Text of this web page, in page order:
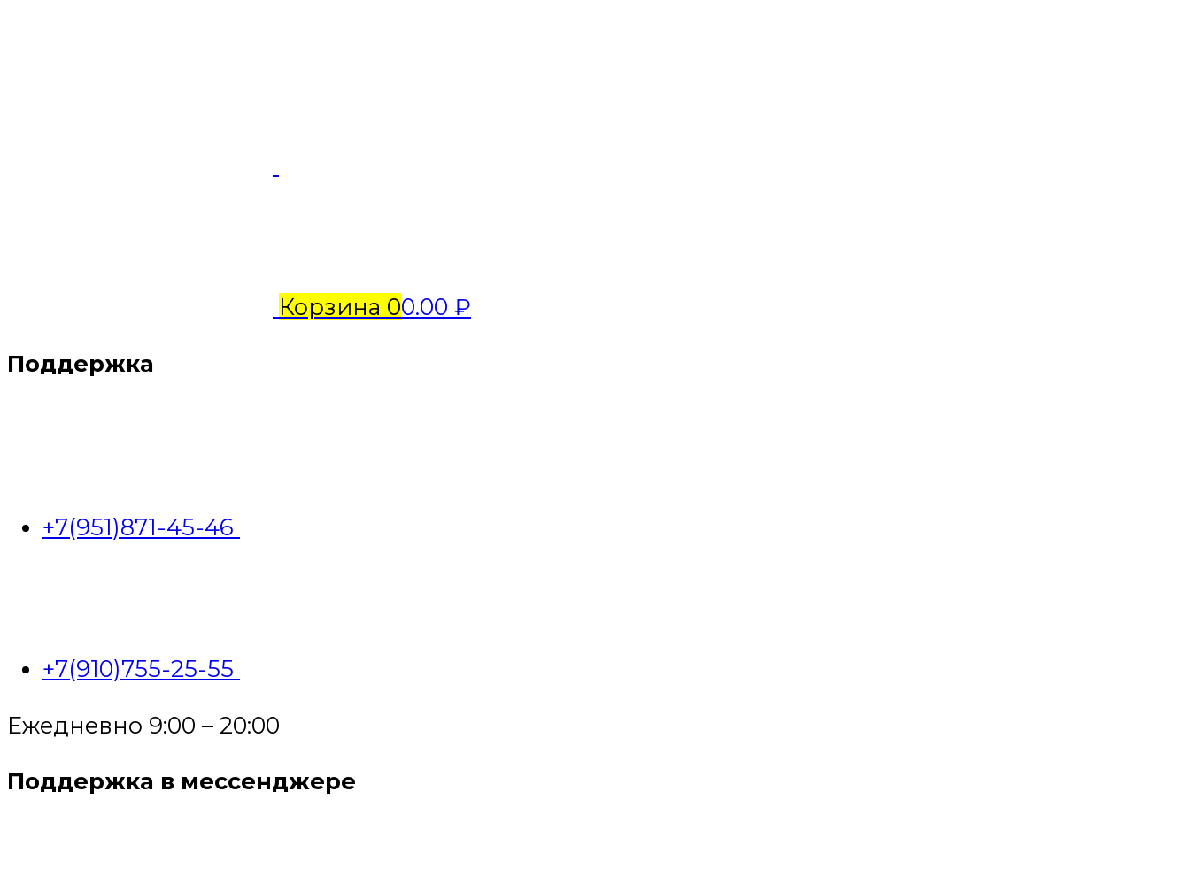
Корзина 00.00 ₽
Поддержка
+7(951)871-45-46
+7(910)755-25-55
Ежедневно 9:00 – 20:00
Поддержка в мессенджере